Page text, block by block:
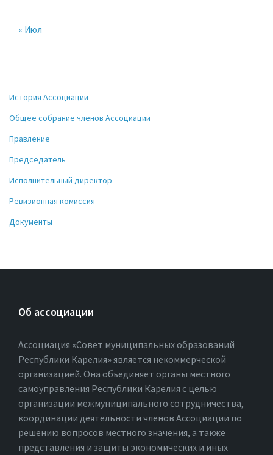
« Июл
История Ассоциации
Общее собрание членов Ассоциации
Правление
Председатель
Исполнительный директор
Ревизионная комиссия
Документы
Об ассоциации
Ассоциация «Совет муниципальных образований
Республики Карелия» является некоммерческой
организацией. Она объединяет органы местного
самоуправления Республики Карелия с целью
организации межмуниципального сотрудничества,
координации деятельности членов Ассоциации по
решению вопросов местного значения, а также
представления и защиты экономических и иных